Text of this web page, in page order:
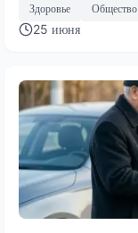
Здоровье Общество
25 июня